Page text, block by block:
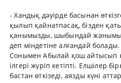
- Хандық дәуірде басынан
қылып қайнатпасақ, бізден
қанымызды, шыбындай
деп міндетіне алғандай болады.
Сонымен Абылай қош айтысып
ілгері жүріп кетіпті. Елшілер
бастан өткізеді, аязды күні